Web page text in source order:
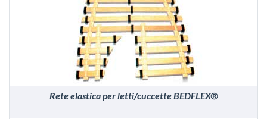
VEDI
Rete elastica per letti/cuccette BEDFLEX®